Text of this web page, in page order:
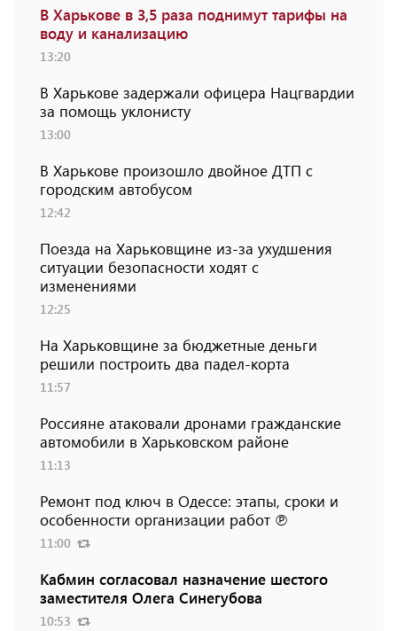
В Харькове в 3,5 раза поднимут тарифы на
воду и канализацию
13:20
В Харькове задержали офицера Нацгвардии
за помощь уклонисту
13:00
В Харькове произошло двойное ДТП с
городским автобусом
12:42
Поезда на Харьковщине из-за ухудшения
ситуации безопасности ходят с
изменениями
12:25
На Харьковщине за бюджетные деньги
решили построить два падел-корта
11:57
Россияне атаковали дронами гражданские
автомобили в Харьковском районе
11:13
Ремонт под ключ в Одессе: этапы, сроки и
особенности организации работ ℗
11:00
Кабмин согласовал назначение шестого
заместителя Олега Синегубова
10:53